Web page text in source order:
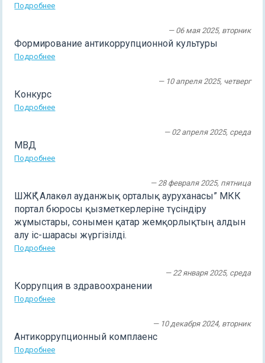
Подробнее
— 06 мая 2025, вторник
Формирование антикоррупционной культуры
Подробнее
— 10 апреля 2025, четверг
Конкурс
Подробнее
— 02 апреля 2025, среда
МВД
Подробнее
— 28 февраля 2025, пятница
ШЖҚ “ Алакөл ауданжық орталық ауруханасы” МКК
портал бюросы қызметкерлеріне түсіндіру
жұмыстары, сонымен қатар жемқорлықтың алдын
алу іс-шарасы жүргізілді.
Подробнее
— 22 января 2025, среда
Коррупция в здравоохранении
Подробнее
— 10 декабря 2024, вторник
Антикоррупционный комплаенс
Подробнее